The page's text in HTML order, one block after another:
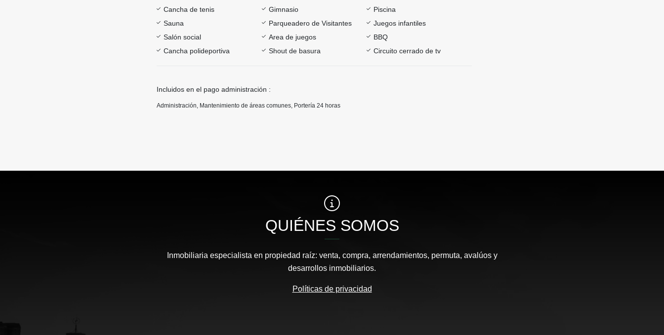
Cancha de tenis
Gimnasio
Piscina
Sauna
Parqueadero de Visitantes
Juegos infantiles
Salón social
Area de juegos
BBQ
Cancha polideportiva
Shout de basura Circuito cerrado de tv
Incluidos en el pago administración :
Administración, Mantenimiento de áreas comunes, Portería 24 horas
QUIÉNES SOMOS
Inmobiliaria especialista en propiedad raíz: venta, compra, arrendamientos, permuta, avalúos y
desarrollos inmobiliarios.
Políticas de privacidad